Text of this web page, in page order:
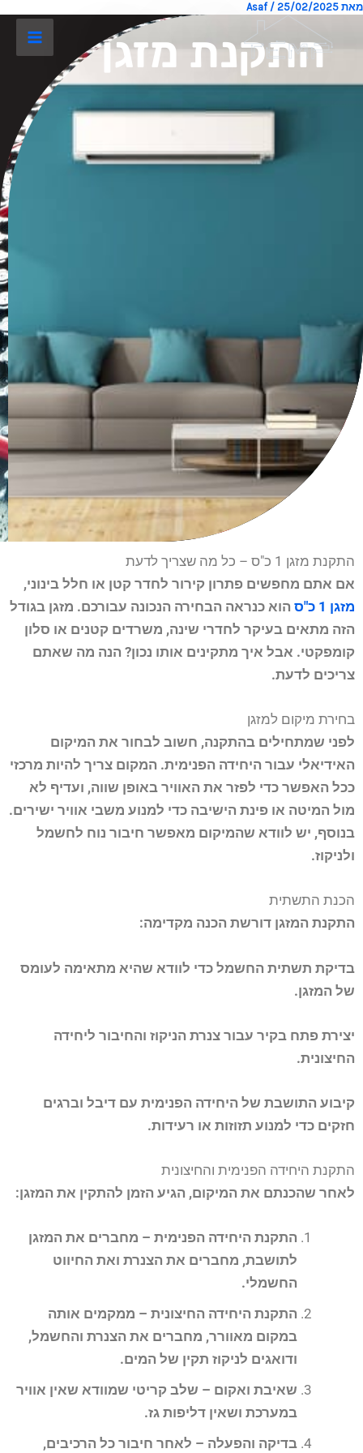
דילוג
מאת Asaf / 25/02/2025
התקנת מזגן
התקנת מזגן 1 כ"ס – כל מה שצריך לדעת
אם אתם מחפשים פתרון קירור לחדר קטן או חלל בינוני,
מזגן 1 כ"ס
הוא כנראה הבחירה הנכונה עבורכם. מזגן בגודל
הזה מתאים בעיקר לחדרי שינה, משרדים קטנים או סלון
קומפקטי. אבל איך מתקינים אותו נכון? הנה מה שאתם
צריכים לדעת.
בחירת מיקום למזגן
לפני שמתחילים בהתקנה, חשוב לבחור את המיקום
האידיאלי עבור היחידה הפנימית. המקום צריך להיות מרכזי
ככל האפשר כדי לפזר את האוויר באופן שווה, ועדיף לא
מול המיטה או פינת הישיבה כדי למנוע משבי אוויר ישירים.
בנוסף, יש לוודא שהמיקום מאפשר חיבור נוח לחשמל
ולניקוז.
הכנת התשתית
התקנת המזגן דורשת הכנה מקדימה:
בדיקת תשתית החשמל כדי לוודא שהיא מתאימה לעומס
של המזגן.
יצירת פתח בקיר עבור צנרת הניקוז והחיבור ליחידה
החיצונית.
קיבוע התושבת של היחידה הפנימית עם דיבל וברגים
חזקים כדי למנוע תזוזות או רעידות.
התקנת היחידה הפנימית והחיצונית
לאחר שהכנתם את המיקום, הגיע הזמן להתקין את המזגן:
התקנת היחידה הפנימית – מחברים את המזגן
לתושבת, מחברים את הצנרת ואת החיווט
החשמלי.
התקנת היחידה החיצונית – ממקמים אותה
במקום מאוורר, מחברים את הצנרת והחשמל,
ודואגים לניקוז תקין של המים.
שאיבת ואקום – שלב קריטי שמוודא שאין אוויר
במערכת ושאין דליפות גז.
בדיקה והפעלה – לאחר חיבור כל הרכיבים,